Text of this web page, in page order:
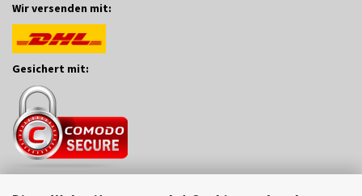
Wir versenden mit:
Gesichert mit: